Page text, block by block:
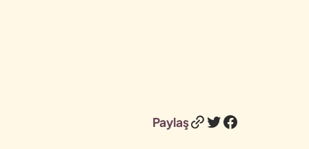
PaylaşBağlantı
Twitter
Facebook